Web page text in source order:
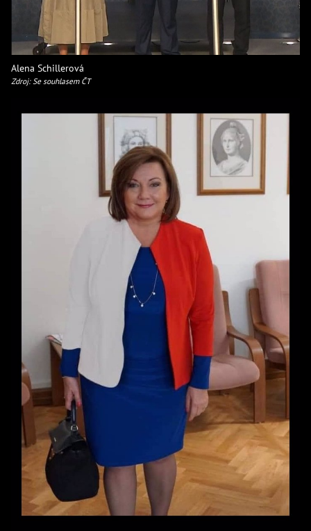
Alena Schillerová
Zdroj: Se souhlasem ČT